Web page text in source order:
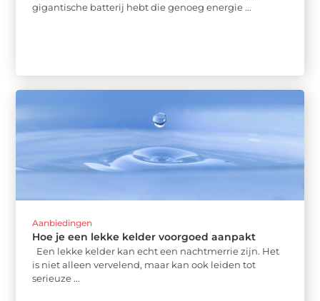
gigantische batterij hebt die genoeg energie ...
Aanbiedingen
Hoe je een lekke kelder voorgoed aanpakt
Een lekke kelder kan echt een nachtmerrie zijn. Het
is niet alleen vervelend, maar kan ook leiden tot
serieuze ...